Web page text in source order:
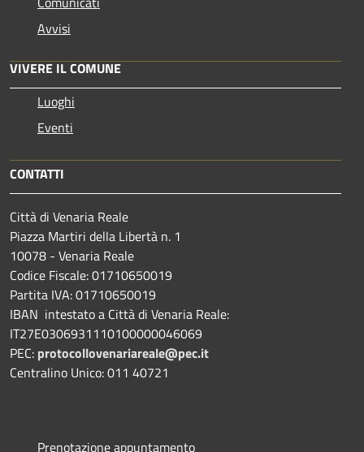
Avvisi
VIVERE IL COMUNE
Luoghi
Eventi
CONTATTI
Città di Venaria Reale
Piazza Martiri della Libertà n. 1
10078 - Venaria Reale
Codice Fiscale: 01710650019
Partita IVA: 01710650019
IBAN intestato a Città di Venaria Reale:
IT27E0306931110100000046069
PEC: protocollovenariareale@pec.it
Centralino Unico: 011 40721
Prenotazione appuntamento